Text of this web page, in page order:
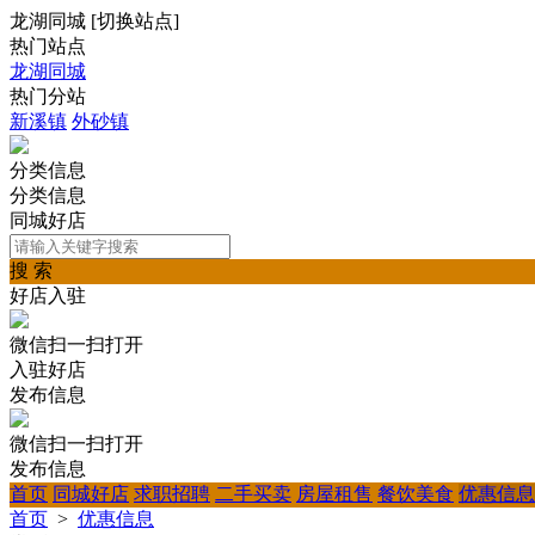
龙湖同城 [切换站点]
热门站点
龙湖同城
热门分站
新溪镇 外砂镇
分类信息
分类信息
同城好店
搜 索
好店入驻
微信扫一扫打开
入驻好店
发布信息
微信扫一扫打开
发布信息
首页 同城好店 求职招聘 二手买卖 房屋租售 餐饮美食 优惠信息
首页 > 优惠信息